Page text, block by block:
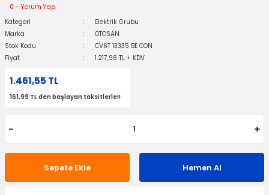
0 - Yorum Yap
Kategori
Elektrik Grubu
Marka
OTOSAN
Stok Kodu
CV6T 13335 BE CON
Fiyat
1.217,96 TL + KDV
1.461,55 TL
161,99 TL den başlayan taksitlerle!!
Sepete Ekle Hemen Al